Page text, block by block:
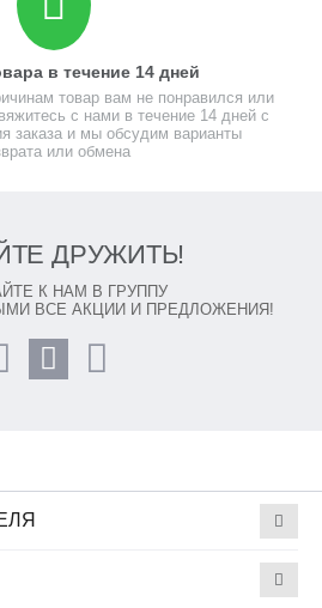
в течение 14 дней
товар вам не понравился или
с нами в течение 14 дней с
заказа и мы обсудим варианты
или обмена
ДРУЖИТЬ!
К НАМ В ГРУППУ
ВСЕ АКЦИИ И ПРЕДЛОЖЕНИЯ!